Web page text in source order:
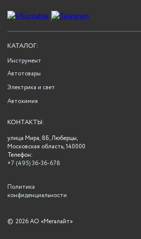
КАТАЛОГ:
Инструмент
Автотовары
Электрика и свет
Автохимия
КОНТАКТЫ:
улица Мира, 8Б, Люберцы,
Московская область, 140000
Телефон:
+7 (495) 36-36-678
Политика
конфиденциальности
© 2026 АО «Мегалайт»